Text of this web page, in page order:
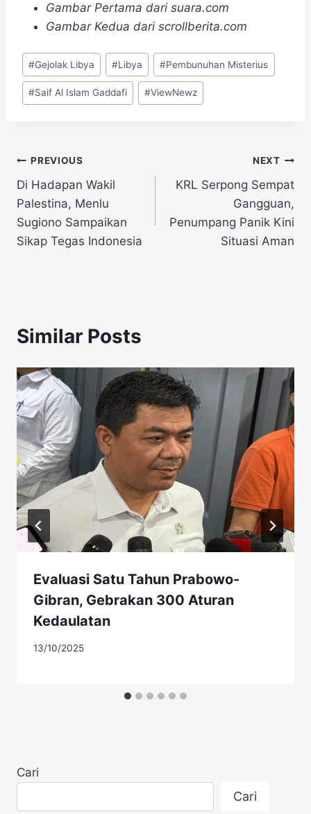
Gambar Pertama dari suara.com
Gambar Kedua dari scrollberita.com
Post
Tags:
#Gejolak Libya #Libya #Pembunuhan Misterius
#Saif Al Islam Gaddafi #ViewNewz
Navigasi
pos
PREVIOUS
Di Hadapan Wakil
Palestina, Menlu
Sugiono Sampaikan
Sikap Tegas Indonesia
NEXT
KRL Serpong Sempat
Gangguan,
Penumpang Panik Kini
Situasi Aman
Similar Posts
Evaluasi Satu Tahun Prabowo-
Gibran, Gebrakan 300 Aturan
Kedaulatan
13/10/2025
Cari
Cari